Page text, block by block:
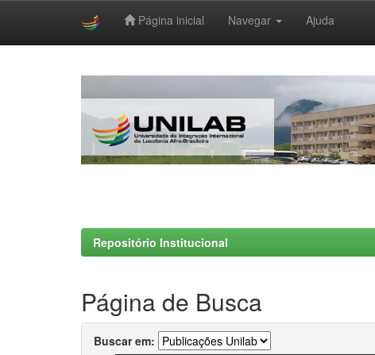
Página inicial Navegar Ajuda
Repositório Institucional
Página de Busca
Buscar em: